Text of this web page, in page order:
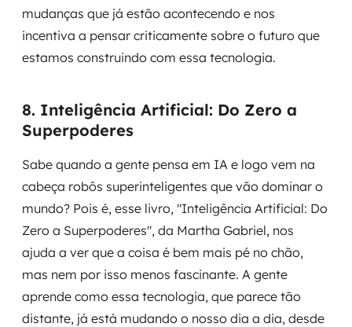
mudanças que já estão acontecendo e nos
incentiva a pensar criticamente sobre o futuro que
estamos construindo com essa tecnologia.
8. Inteligência Artificial: Do Zero a
Superpoderes
Sabe quando a gente pensa em IA e logo vem na
cabeça robôs superinteligentes que vão dominar o
mundo? Pois é, esse livro, "Inteligência Artificial: Do
Zero a Superpoderes", da Martha Gabriel, nos
ajuda a ver que a coisa é bem mais pé no chão,
mas nem por isso menos fascinante. A gente
aprende como essa tecnologia, que parece tão
distante, já está mudando o nosso dia a dia, desde